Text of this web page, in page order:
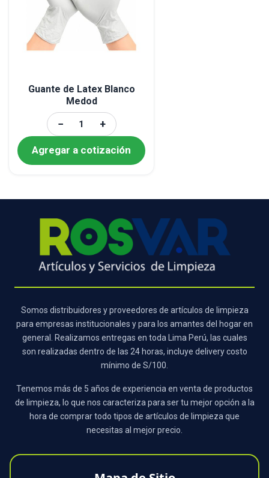
Guante de Latex Blanco
Medod
− +
Agregar a cotización
Somos distribuidores y proveedores de artículos de limpieza
para empresas institucionales y para los amantes del hogar en
general. Realizamos entregas en toda Lima Perú, las cuales
son realizadas dentro de las 24 horas, incluye delivery costo
mínimo de S/100.
Tenemos más de 5 años de experiencia en venta de productos
de limpieza, lo que nos caracteriza para ser tu mejor opción a la
hora de comprar todo tipos de artículos de limpieza que
necesitas al mejor precio.